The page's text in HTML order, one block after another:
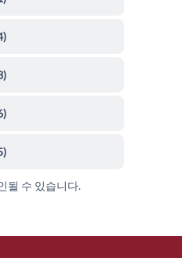
)
)
)
)
될 수 있습니다.